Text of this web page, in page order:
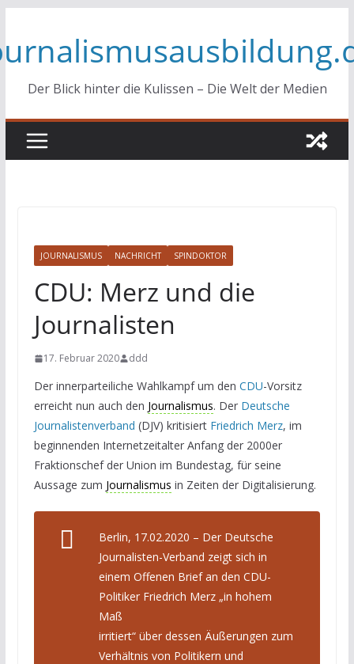
springen
Der Blick hinter die Kulissen – Die Welt der Medien
JOURNALISMUS NACHRICHT SPINDOKTOR
CDU: Merz und die
Journalisten
17. Februar 2020 ddd
Der innerparteiliche Wahlkampf um den CDU-Vorsitz
erreicht nun auch den Journalismus. Der Deutsche
Journalistenverband (DJV) kritisiert Friedrich Merz, im
beginnenden Internetzeitalter Anfang der 2000er
Fraktionschef der Union im Bundestag, für seine
Aussage zum Journalismus in Zeiten der Digitalisierung.
Berlin, 17.02.2020 – Der Deutsche
Journalisten-Verband zeigt sich in
einem Offenen Brief an den CDU-
Politiker Friedrich Merz „in hohem
Maß
irritiert“ über dessen Äußerungen zum
Verhältnis von Politikern und